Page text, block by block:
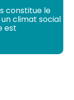
constitue le
climat social
est